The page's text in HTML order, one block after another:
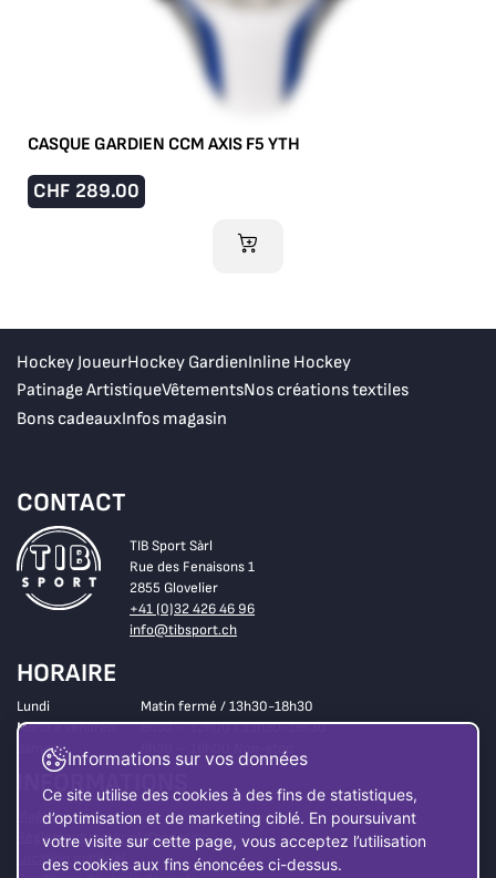
CASQUE GARDIEN CCM AXIS F5 YTH
CHF 289.00
AJOUTER AU PANIER
Hockey JoueurHockey GardienInline Hockey
Patinage ArtistiqueVêtementsNos créations textiles
Bons cadeauxInfos magasin
CONTACT
TIB Sport Sàrl
Rue des Fenaisons 1
2855 Glovelier
+41 (0)32 426 46 96
info@tibsport.ch
HORAIRE
Lundi
Matin fermé / 13h30-18h30
Mardi à vendredi
8h30 – 12h00 / 13h30-18h30
Samedi
8h30 – 16h00 Non-stop
INFORMATIONS
Magasin
Règlement matériel d’occasion
Location matériel
Informations sur vos données
Ce site utilise des cookies à des fins de statistiques,
d’optimisation et de marketing ciblé. En poursuivant
votre visite sur cette page, vous acceptez l’utilisation
des cookies aux fins énoncées ci-dessus.